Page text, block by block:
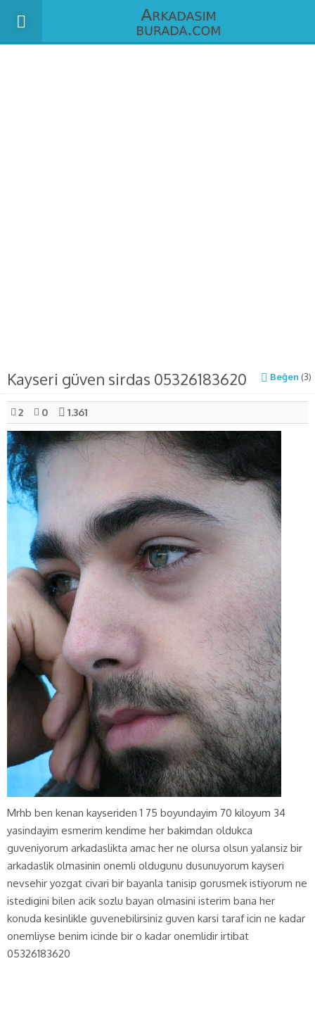
Kayseri güven sirdas 05326183620 Beğen (3)
2 0 1.361
Mrhb ben kenan kayseriden 1 75 boyundayim 70 kiloyum 34
yasindayim esmerim kendime her bakimdan oldukca
guveniyorum arkadaslikta amac her ne olursa olsun yalansiz bir
arkadaslik olmasinin onemli oldugunu dusunuyorum kayseri
nevsehir yozgat civari bir bayanla tanisip gorusmek istiyorum ne
istedigini bilen acik sozlu bayan olmasini isterim bana her
konuda kesinlikle guvenebilirsiniz guven karsi taraf icin ne kadar
onemliyse benim icinde bir o kadar onemlidir irtibat
05326183620